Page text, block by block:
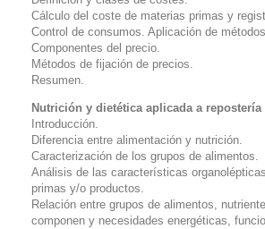
Cálculo del coste de materias primas y
Control de consumos. Aplicación de
Componentes del precio.
Métodos de fijación de precios.
Resumen.
Nutrición y dietética aplicada a repostería
Introducción.
Diferencia entre alimentación y nutrición.
Caracterización de los grupos de alimentos.
Análisis de las características
primas y/o productos.
Relación entre grupos de alimentos,
componen y necesidades energéticas,